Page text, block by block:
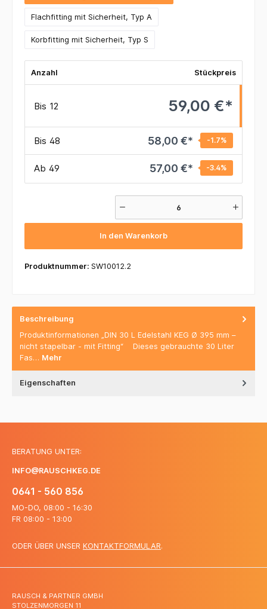
Flachfitting mit Sicherheit, Typ A
Korbfitting mit Sicherheit, Typ S
Anzahl Stückpreis
Bis 12 59,00 €*
Bis 48 58,00 €* -1.7%
Ab 49 57,00 €* -3.4%
In den Warenkorb
Produktnummer: SW10012.2
Beschreibung
Produktinformationen „DIN 30 L Edelstahl KEG Ø 395 mm –
nicht stapelbar - mit Fitting“ Dieses gebrauchte 30 Liter
Fas… Mehr
Eigenschaften
BERATUNG UNTER:
INFO@RAUSCHKEG.DE
0641 - 560 856
MO-DO, 08:00 - 16:30
FR 08:00 - 13:00
ODER ÜBER UNSER KONTAKTFORMULAR.
RAUSCH & PARTNER GMBH
STOLZENMORGEN 11